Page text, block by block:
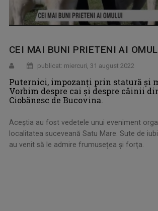
CEI MAI BUNI PRIETENI AI
publicat: miercuri, 31 august 2022
Puternici, impozanți prin statură și
Vorbim despre cai și despre câinii
Ciobănesc de Bucovina.
Aceștia au fost vedetele unui eveniment
localitatea suceveană Satu Mare. Sute de
au venit să le admire frumusețea și forța.